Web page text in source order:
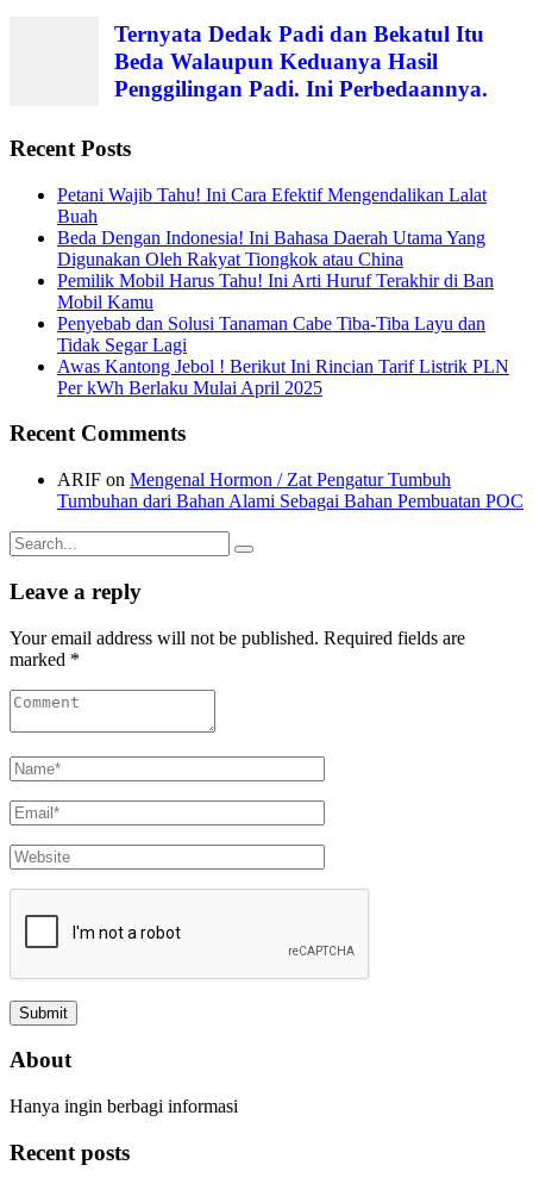
Ternyata Dedak Padi dan Bekatul Itu
Beda Walaupun Keduanya Hasil
Penggilingan Padi. Ini Perbedaannya.
Recent Posts
Petani Wajib Tahu! Ini Cara Efektif Mengendalikan Lalat
Buah
Beda Dengan Indonesia! Ini Bahasa Daerah Utama Yang
Digunakan Oleh Rakyat Tiongkok atau China
Pemilik Mobil Harus Tahu! Ini Arti Huruf Terakhir di Ban
Mobil Kamu
Penyebab dan Solusi Tanaman Cabe Tiba-Tiba Layu dan
Tidak Segar Lagi
Awas Kantong Jebol ! Berikut Ini Rincian Tarif Listrik PLN
Per kWh Berlaku Mulai April 2025
Recent Comments
ARIF on Mengenal Hormon / Zat Pengatur Tumbuh
Tumbuhan dari Bahan Alami Sebagai Bahan Pembuatan POC
Search
for:
Leave a reply
Your email address will not be published. Required fields are
marked *
About
Hanya ingin berbagi informasi
Recent posts